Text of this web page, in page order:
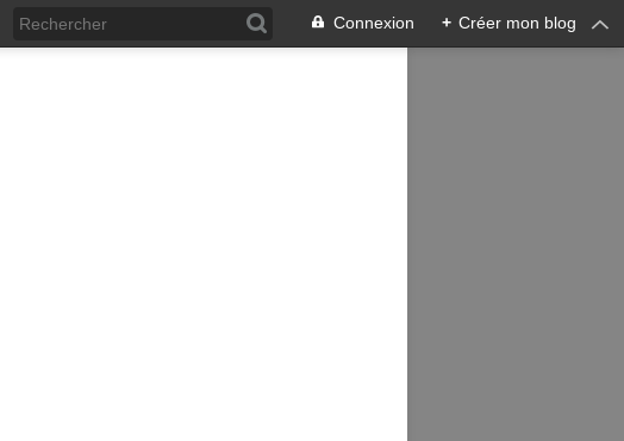
Connexion + Créer mon blog